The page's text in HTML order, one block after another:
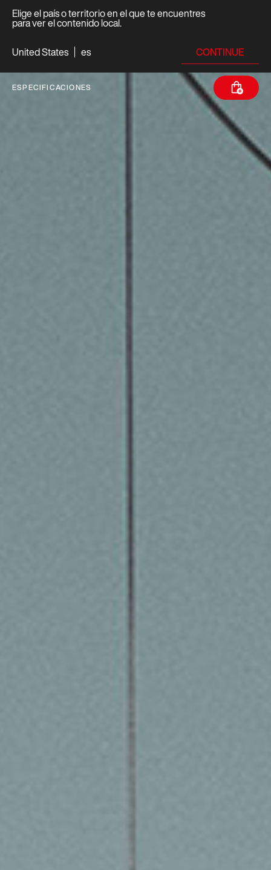
Elige el país o territorio en el que te encuentres
para ver el contenido local.
United States
es CONTINUE
ESPECIFICACIONES